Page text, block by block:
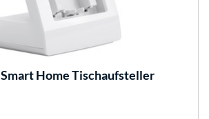
Smart Home Tischaufsteller